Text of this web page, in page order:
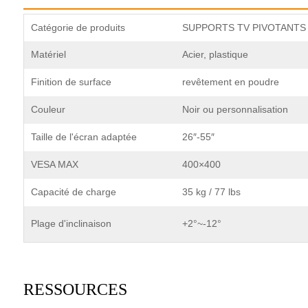
Catégorie de produits SUPPORTS TV PIVOTANTS
Matériel Acier, plastique
Finition de surface revêtement en poudre
Couleur Noir ou personnalisation
Taille de l'écran adaptée 26″-55″
VESA MAX 400×400
Capacité de charge 35 kg / 77 lbs
Plage d'inclinaison +2°~-12°
RESSOURCES